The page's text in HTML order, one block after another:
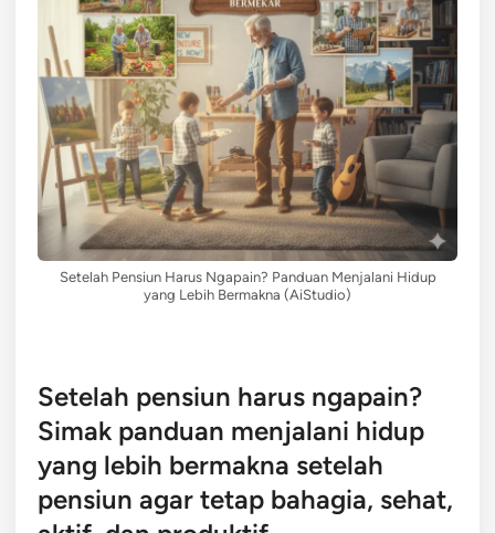
Setelah Pensiun Harus Ngapain? Panduan Menjalani Hidup
yang Lebih Bermakna (AiStudio)
Setelah pensiun harus ngapain?
Simak panduan menjalani hidup
yang lebih bermakna setelah
pensiun agar tetap bahagia, sehat,